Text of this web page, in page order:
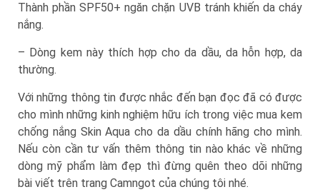
Thành phần SPF50+ ngăn chặn UVB tránh khiến da cháy
nắng.
– Dòng kem này thích hợp cho da dầu, da hỗn hợp, da
thường.
Với những thông tin được nhắc đến bạn đọc đã có được
cho mình những kinh nghiệm hữu ích trong việc mua kem
chống nắng Skin Aqua cho da dầu chính hãng cho mình.
Nếu còn cần tư vấn thêm thông tin nào khác về những
dòng mỹ phẩm làm đẹp thì đừng quên theo dõi những
bài viết trên trang Camngot của chúng tôi nhé.